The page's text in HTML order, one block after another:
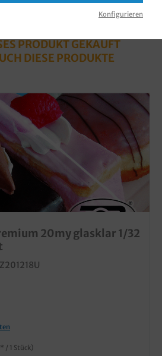
PRODUKT GEKAUFT
DIESE PRODUKTE
20my glasklar 1/32
/ 1 Stück)
Konfigurieren